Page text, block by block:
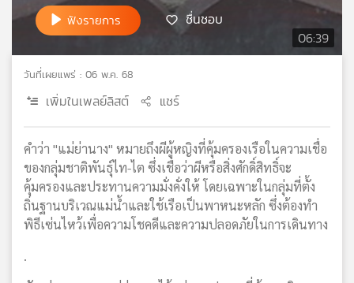
แผนที่
ข่าย
06:39
ฟังรายการ ชื่นชอบ
วันที่เผยแพร่ : 06 พ.ค. 68
เพิ่มในเพลย์ลิสต์ แชร์
คำว่า "แม่ย่านาง" หมายถึงผีผู้หญิงที่คุ้มครองเรือในความเชื่อ
ของกลุ่มชาติพันธุ์ไท-ไต ซึ่งเชื่อว่าผีหรือสิ่งศักดิ์สิทธิ์จะ
คุ้มครองและประทานความมั่งคั่งให้ โดยเฉพาะในกลุ่มที่ตั้ง
ถิ่นฐานบริเวณแม่น้ำและใช้เรือเป็นพาหนะหลัก ซึ่งต้องทำ
พิธีเซ่นไหว้เพื่อความโชคดีและความปลอดภัยในการเดินทาง
.